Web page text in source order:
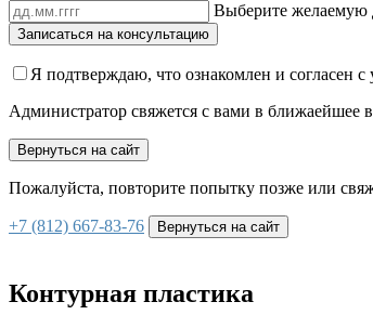
Выберите желаемую
Записаться на консультацию
Я подтверждаю, что ознакомлен и согласен с
Администратор свяжется с вами в ближаейшее
Вернуться на сайт
Пожалуйста, повторите попытку позже или
+7 (812) 667-83-76 Вернуться на сайт
Контурная пластика